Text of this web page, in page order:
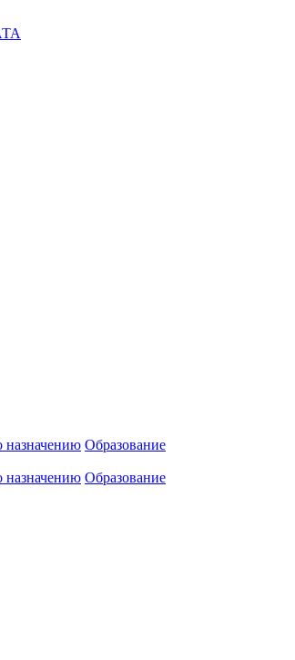
назначению Образование
назначению Образование